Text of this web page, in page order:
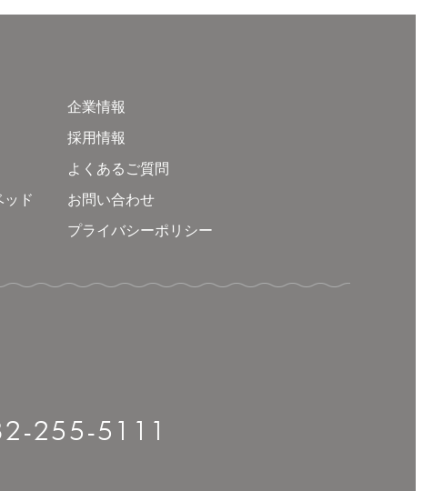
ッド
企業情報
採用情報
よくあるご質問
お問い合わせ
プライバシーポリシー
255-5111